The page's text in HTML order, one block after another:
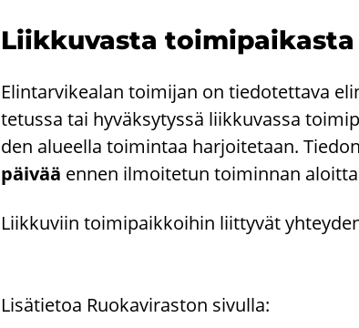
Liik­ku­vas­ta
Elin­tar­vi­kea­lan toi­mi­jan on tie­do­tet­ta­va
te­tus­sa tai hy­väk­sy­tys­sä liik­ku­vas­sa
den alu­eel­la toi­min­taa har­joi­te­taan.
päi­vää ennen il­moi­te­tun toi­min­nan
Liik­ku­viin toi­mi­paik­koi­hin liit­ty­vät
Lisätietoa Ruokaviraston sivulla: